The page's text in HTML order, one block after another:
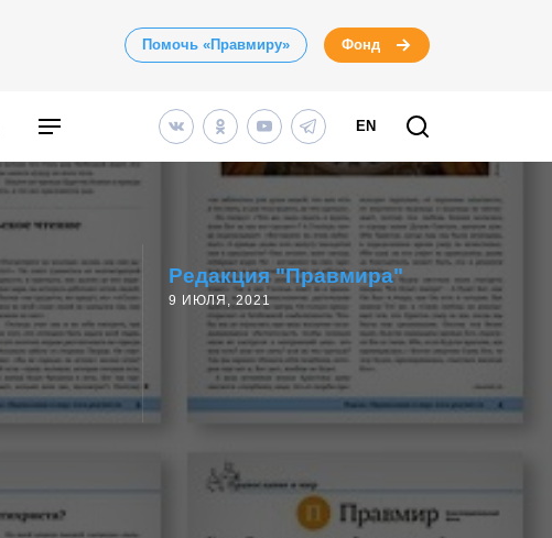
Помочь «Правмиру» Фонд
EN
Редакция "Правмира"
9 ИЮЛЯ, 2021